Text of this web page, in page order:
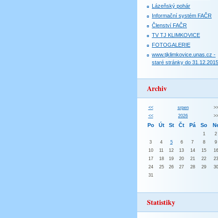
Lázeňský pohár
Informační systém FAČR
Členství FAČR
TV TJ KLIMKOVICE
FOTOGALERIE
www.tjklimkovice.unas.cz -
staré stránky do 31.12.2015
Archiv
<< srpen
>>
<<
2026 >>
Po Út St Čt Pá So
1
2
3
4 5 6 7 8
9
10
11 12 13 14 15
16
17
18 19 20 21 22
23
24
25 26 27 28 29
30
31
Statistiky